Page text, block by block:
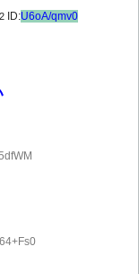
ID:U6oA/qmv0